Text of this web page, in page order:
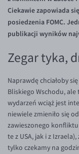
Inne pary walutowe
AUD/PLN
CAD/PLN
HKD/PLN
HUF/PLN
ILS/PLN
JPY/PLN
Aplikacja mobilna
Bezpieczeństwo
Pomoc
Konto i opłaty
Wymiana walut
Banki i przelewy
Przelewy
Poradnik
KONTAKT
Dla mediów
Ciekawie zapowiada
posiedzenia FOMC.
publikacji wyników
Zegar tyka,
Naprawdę chciałoby
Bliskiego Wschodu,
wydarzeń wciąż jest
niewiele zmieniło się
zawieszonego
te z USA, jak i z
tylko czekamy na